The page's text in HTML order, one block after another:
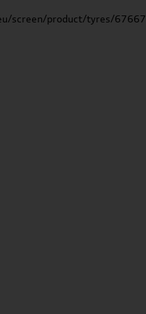
screen/product/tyres/